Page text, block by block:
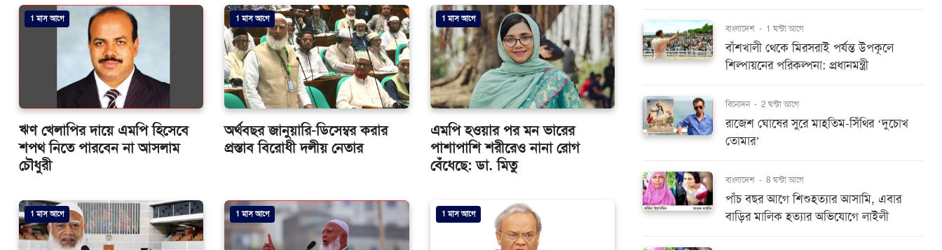
1 মাস আগে
ঋণ খেলাপির দায়ে এমপি হিসেবে
শপথ নিতে পারবেন না আসলাম
চৌধুরী
1 মাস আগে
অর্থবছর জানুয়ারি-ডিসেম্বর করার
প্রস্তাব বিরোধী দলীয় নেতার
1 মাস আগে
এমপি হওয়ার পর মন ভারের
পাশাপাশি শরীরেও নানা রোগ
বেঁধেছে: ডা. মিতু
1 মাস আগে 1 মাস আগে 1 মাস আগে
বাংলাদেশ - 1 ঘন্টা আগে
বাঁশখালী থেকে মিরসরাই পর্যন্ত উপকূলে
শিল্পায়নের পরিকল্পনা: প্রধানমন্ত্রী
বিনোদন - 2 ঘন্টা আগে
রাজেশ ঘোষের সুরে মাহতিম-সিঁথির ‘দুচোখ
তোমার’
বাংলাদেশ - 8 ঘন্টা আগে
পাঁচ বছর আগে শিশুহত্যার আসামি, এবার
বাড়ির মালিক হত্যার অভিযোগে লাইলী